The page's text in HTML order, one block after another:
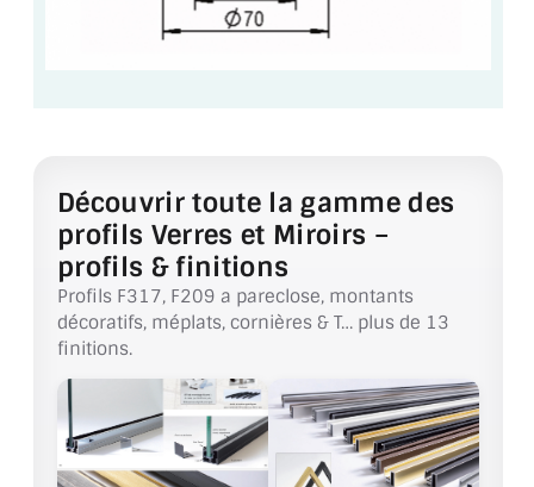
VERRE FEUILLETÉ/TREMPÉ
GARDE CORPS EN VERRE
VERRIÈRE TYPE ATELIER
VERRES TEXTURÉS
PLEXIGLAS PMMA
DOUBLE VITRAGE
ACCESSOIRES & QUINCAILLERIE
Découvrir toute la gamme des
profils Verres et Miroirs –
profils & finitions
Profils F317, F209 a pareclose, montants
décoratifs, méplats, cornières & T… plus de 13
finitions.